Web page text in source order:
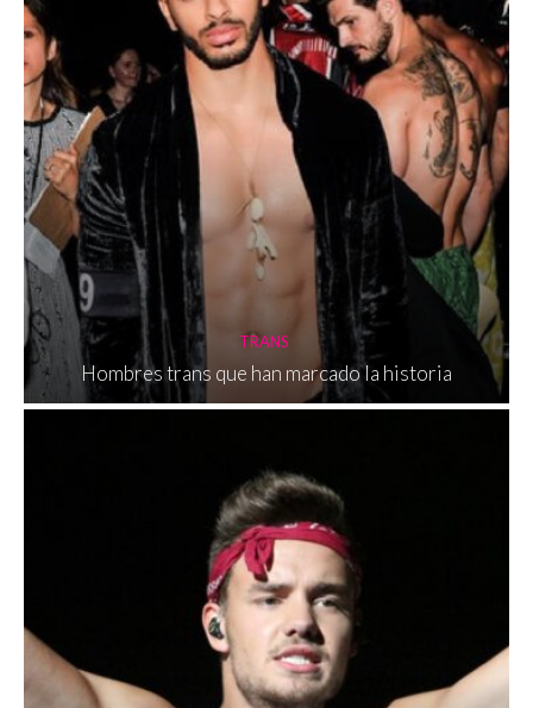
TRANS
Hombres trans que han marcado la historia